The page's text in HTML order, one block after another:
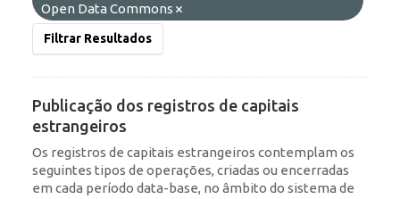
Open Data Commons
Filtrar Resultados
Publicação dos registros de capitais
estrangeiros
Os registros de capitais estrangeiros contemplam os
seguintes tipos de operações, criadas ou encerradas
em cada período data-base, no âmbito do sistema de